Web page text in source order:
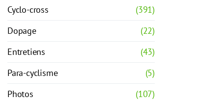
Cyclo-cross
(391)
Dopage
(22)
Entretiens
(43)
Para-cyclisme
(5)
Photos
(107)